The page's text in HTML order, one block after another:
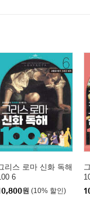
리스 로마 신화 독해
6
원 (10% 할인)